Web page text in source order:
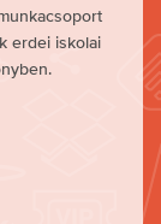
erdei iskolai